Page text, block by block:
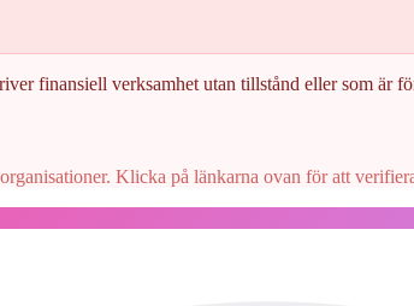
finansiell verksamhet utan tillstånd eller som är
Klicka på länkarna ovan för att